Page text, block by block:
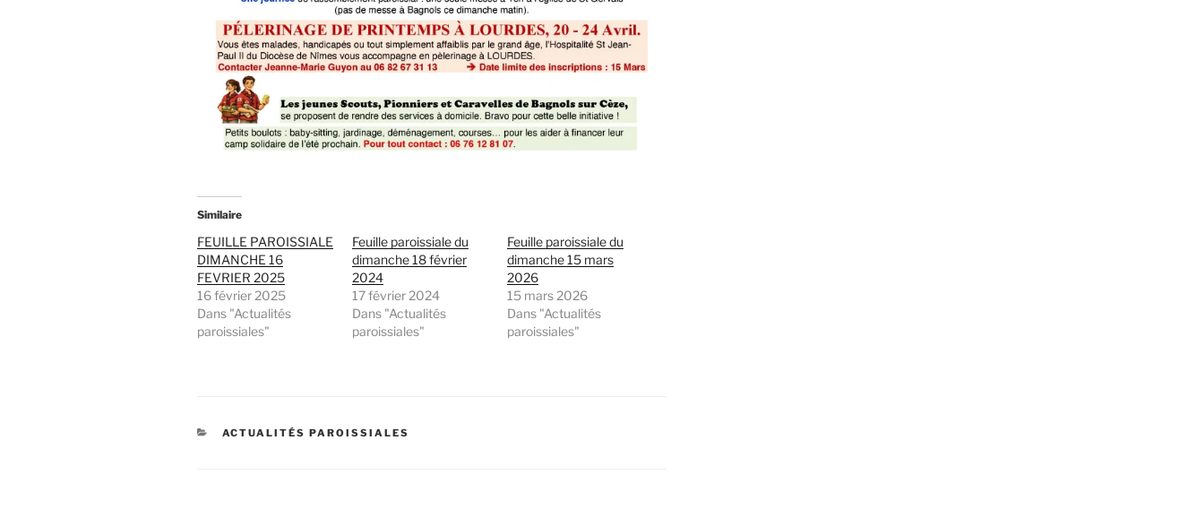
Similaire
FEUILLE PAROISSIALE
DIMANCHE 16
FEVRIER 2025
16 février 2025
Dans "Actualités
paroissiales"
Feuille paroissiale du
dimanche 18 février
2024
17 février 2024
Dans "Actualités
paroissiales"
Feuille paroissiale du
dimanche 15 mars
2026
15 mars 2026
Dans "Actualités
paroissiales"
CATÉGORIES
ACTUALITÉS PAROISSIALES